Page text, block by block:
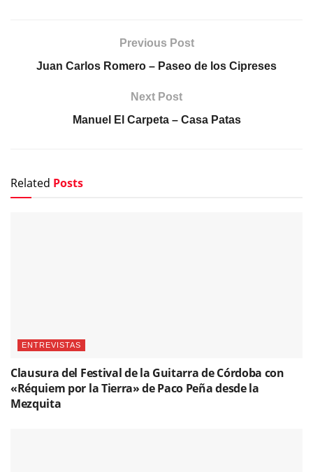
Previous Post
Juan Carlos Romero – Paseo de los Cipreses
Next Post
Manuel El Carpeta – Casa Patas
Related Posts
ENTREVISTAS
Clausura del Festival de la Guitarra de Córdoba con
«Réquiem por la Tierra» de Paco Peña desde la
Mezquita